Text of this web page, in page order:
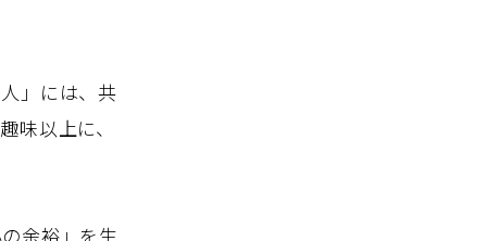
」には、共
味以上に、
余裕」を生